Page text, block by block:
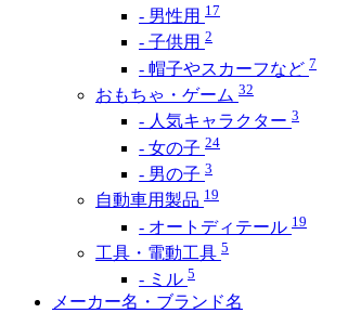
- 男性用 17
- 子供用 2
- 帽子やスカーフなど 7
おもちゃ・ゲーム 32
- 人気キャラクター 3
- 女の子 24
- 男の子 3
自動車用製品 19
- オートディテール 19
工具・電動工具 5
- ミル 5
メーカー名・ブランド名